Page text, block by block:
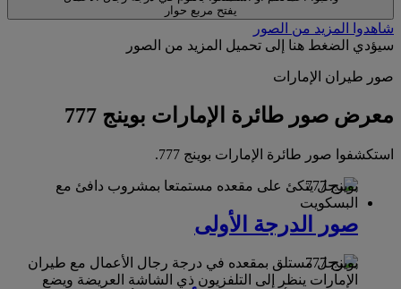
يفتح مربع حوار
شاهدوا المزيد من الصور
سيؤدي الضغط هنا إلى تحميل المزيد من الصور
صور طيران الإمارات
معرض صور طائرة الإمارات بوينج 777
استكشفوا صور طائرة الإمارات بوينج 777.
بوينج 777
صور الدرجة الأولى
بوينج 777